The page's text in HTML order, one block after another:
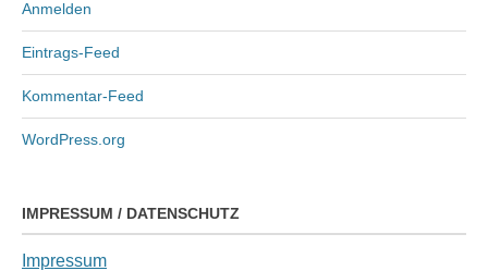
Anmelden
Eintrags-Feed
Kommentar-Feed
WordPress.org
IMPRESSUM / DATENSCHUTZ
Impressum